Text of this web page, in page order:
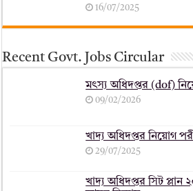
16/07/2025
Recent Govt. Jobs Circular
মৎস্য অধিদপ্তর (dof)
09/02/2026
খাদ্য অধিদপ্তর নিয়োগ
29/07/2025
খাদ্য অধিদপ্তর সিট প্লান